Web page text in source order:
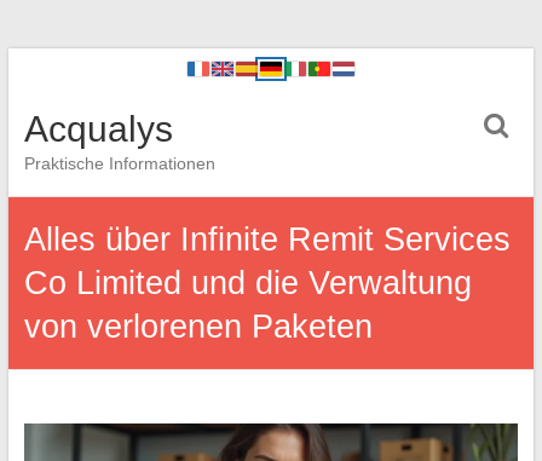
Acqualys
Praktische Informationen
Alles über Infinite Remit Services
Co Limited und die Verwaltung
von verlorenen Paketen